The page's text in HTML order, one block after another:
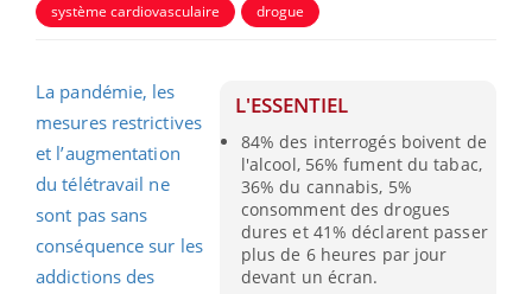
système cardiovasculaire
drogue
L'ESSENTIEL
84% des interrogés boivent de
l'alcool, 56% fument du tabac,
36% du cannabis, 5%
consomment des drogues
dures et 41% déclarent passer
plus de 6 heures par jour
devant un écran.
La pandémie, les
mesures restrictives
et l’augmentation
du télétravail ne
sont pas sans
conséquence sur les
addictions des